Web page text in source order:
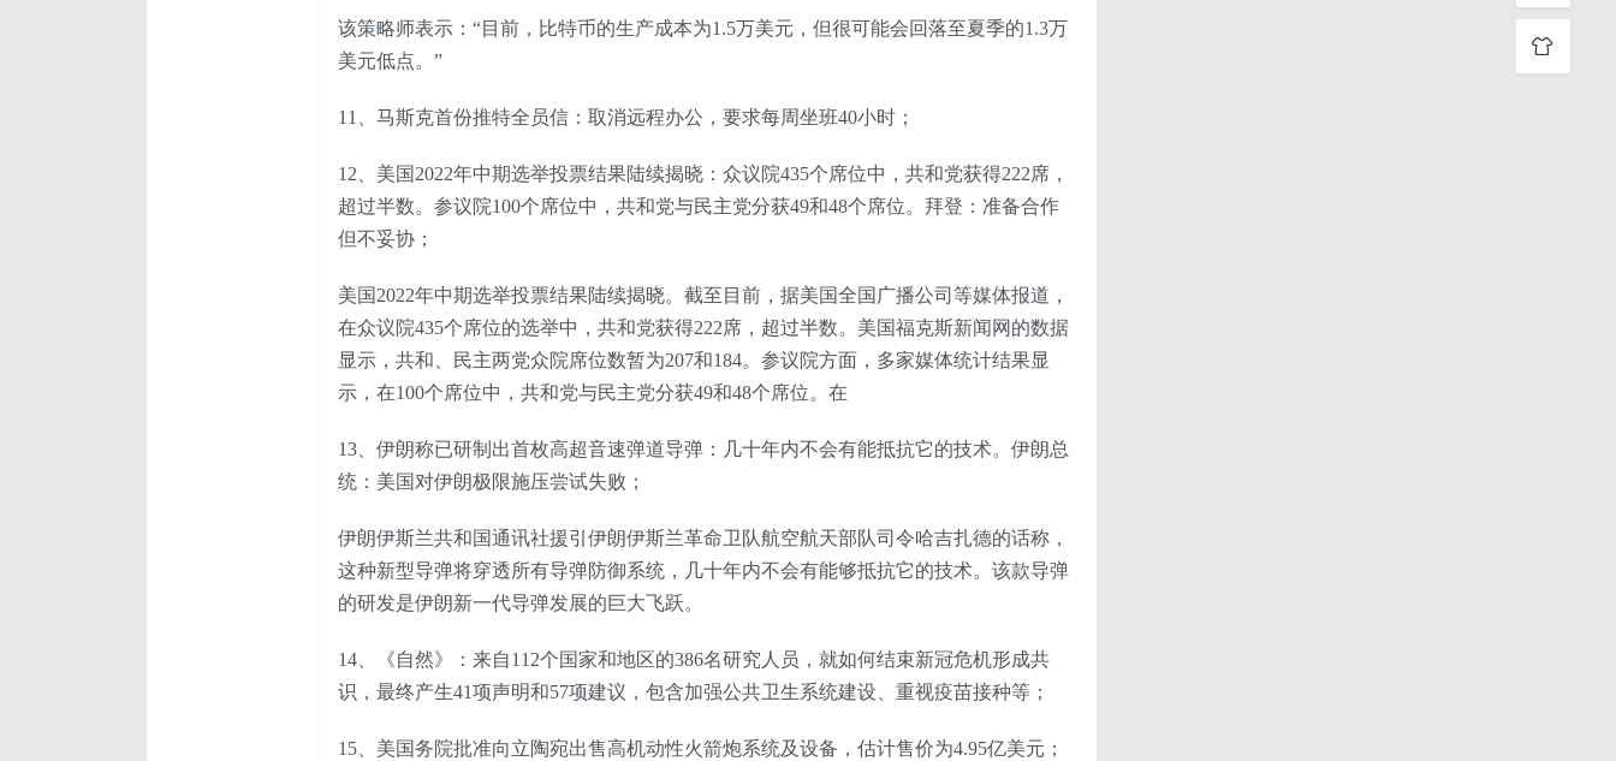
该策略师表示：“目前，比特币的生产成本为1.5万美元，但很可能会回落至夏季的1.3万
美元低点。”
11、马斯克首份推特全员信：取消远程办公，要求每周坐班40小时；
12、美国2022年中期选举投票结果陆续揭晓：众议院435个席位中，共和党获得222席，
超过半数。参议院100个席位中，共和党与民主党分获49和48个席位。拜登：准备合作
但不妥协；
美国2022年中期选举投票结果陆续揭晓。截至目前，据美国全国广播公司等媒体报道，
在众议院435个席位的选举中，共和党获得222席，超过半数。美国福克斯新闻网的数据
显示，共和、民主两党众院席位数暂为207和184。参议院方面，多家媒体统计结果显
示，在100个席位中，共和党与民主党分获49和48个席位。在
13、伊朗称已研制出首枚高超音速弹道导弹：几十年内不会有能抵抗它的技术。伊朗总
统：美国对伊朗极限施压尝试失败；
伊朗伊斯兰共和国通讯社援引伊朗伊斯兰革命卫队航空航天部队司令哈吉扎德的话称，
这种新型导弹将穿透所有导弹防御系统，几十年内不会有能够抵抗它的技术。该款导弹
的研发是伊朗新一代导弹发展的巨大飞跃。
14、《自然》：来自112个国家和地区的386名研究人员，就如何结束新冠危机形成共
识，最终产生41项声明和57项建议，包含加强公共卫生系统建设、重视疫苗接种等；
15、美国务院批准向立陶宛出售高机动性火箭炮系统及设备，估计售价为4.95亿美元；